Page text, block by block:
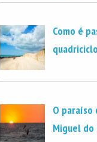
Como é
O paraíso
Miguel do